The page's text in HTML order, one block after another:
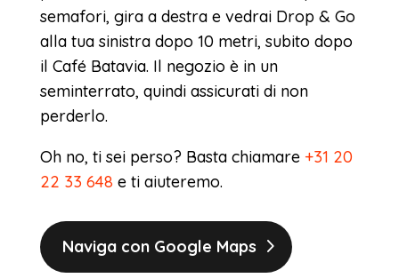
semafori, gira a destra e vedrai Drop & Go
alla tua sinistra dopo 10 metri, subito dopo
il Café Batavia. Il negozio è in un
seminterrato, quindi assicurati di non
perderlo.
Oh no, ti sei perso? Basta chiamare +31 20
22 33 648 e ti aiuteremo.
Naviga con Google Maps